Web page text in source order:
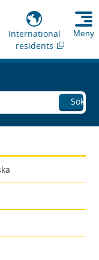
International
residents
Meny
Sök